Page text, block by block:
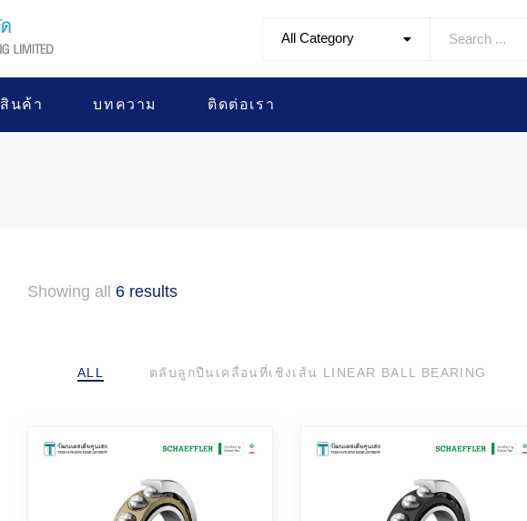
All Category
สินค้า บทความ ติดต่อเรา
Showing all 6 results
ALL ตลับลูกปืนเคลื่อนที่เชิงเส้น LINEAR BALL BEARING